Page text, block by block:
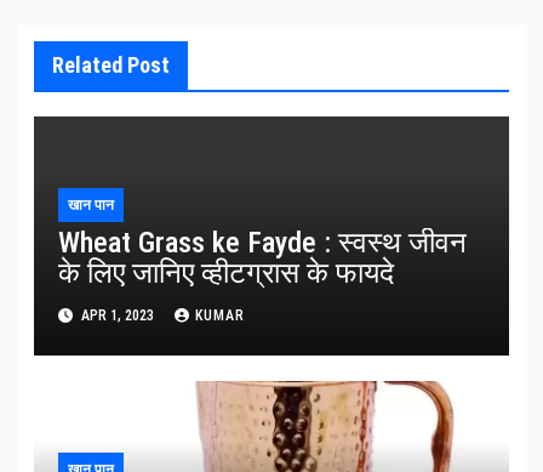
Related Post
खान पान
Wheat Grass ke Fayde : स्वस्थ जीवन
के लिए जानिए व्हीटग्रास के फायदे
APR 1, 2023 KUMAR